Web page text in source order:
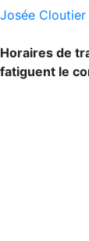
Josée Cloutier
Horaires de
fatiguent le